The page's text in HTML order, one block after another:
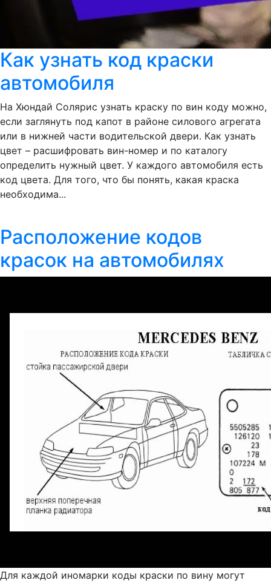
Как узнать код краски
автомобиля
На Хюндай Солярис узнать краску по вин коду можно,
если заглянуть под капот в районе силового агрегата
или в нижней части водительской двери. Как узнать
цвет – расшифровать вин-номер и по каталогу
определить нужный цвет. У каждого автомобиля есть
код цвета. Для того, что бы понять, какая краска
необходима...
Расположение кодов
красок на автомобилях
Для каждой иномарки коды краски по вину могут